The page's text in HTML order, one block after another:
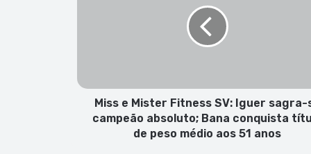
campeão
absoluto;
Bana
Miss e Mister Fitness SV: Iguer sagra-
campeão absoluto; Bana conquista
de peso médio aos 51 anos